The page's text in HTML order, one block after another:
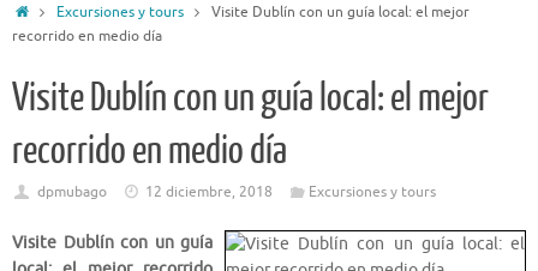
InicioExcursiones y tours
Visite Dublín con un guía local: el mejor
recorrido en medio día
Visite Dublín con un guía local: el mejor
recorrido en medio día
dpmubago 12 diciembre, 2018 Excursiones y tours
Visite Dublín con un guía